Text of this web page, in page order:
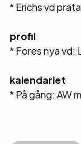
* Erichs vd
profil
* Fores nya vd:
kalendariet
* På gång: AW